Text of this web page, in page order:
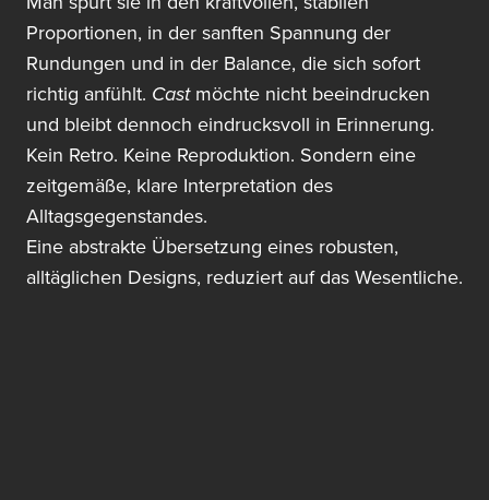
Proportionen, in der sanften Spannung der
Rundungen und in der Balance, die sich sofort
richtig anfühlt. Castmöchte nicht beeindrucken
und bleibt dennoch eindrucksvoll in Erinnerung.
Kein Retro. Keine Reproduktion. Sondern eine
zeitgemäße, klare Interpretation des
Alltagsgegenstandes.
Eine abstrakte Übersetzung eines robusten,
alltäglichen Designs, reduziert auf das Wesentliche.